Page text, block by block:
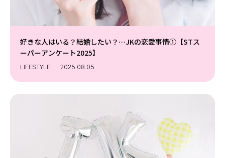
好きな人はいる？結婚したい？…JKの恋愛事情①【STス
ーパーアンケート2025】
LIFESTYLE 2025.08.05